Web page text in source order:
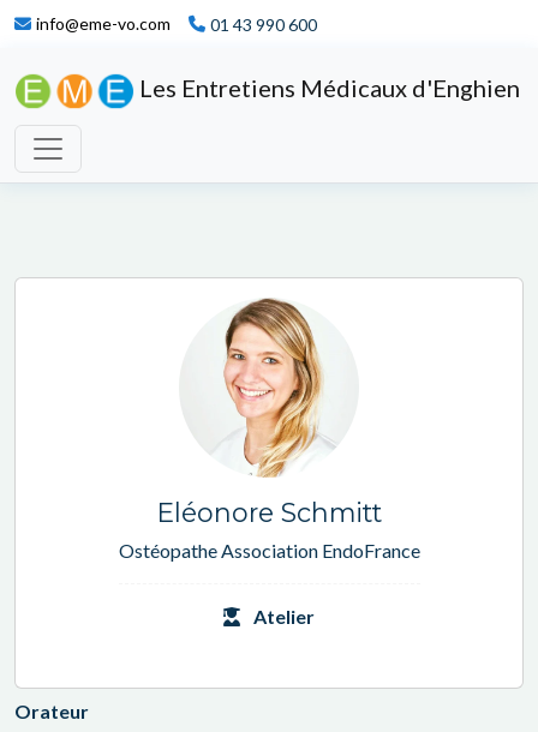
info@eme-vo.com 01 43 990 600
Les Entretiens Médicaux d'Enghien
Eléonore Schmitt
Ostéopathe Association EndoFrance
Atelier
Orateur